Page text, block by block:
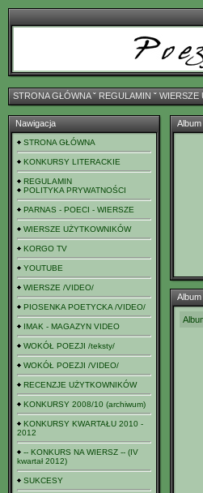
STRONA GŁÓWNAˇ REGULAMIN ˇ WIERSZE
Nawigacja
STRONA GŁÓWNA
KONKURSY LITERACKIE
REGULAMIN
POLITYKA PRYWATNOŚCI
PARNAS - POECI - WIERSZE
WIERSZE UŻYTKOWNIKÓW
KORGO TV
YOUTUBE
WIERSZE /VIDEO/
PIOSENKA POETYCKA /VIDEO/
IMAK - MAGAZYN VIDEO
WOKÓŁ POEZJI /teksty/
WOKÓŁ POEZJI /VIDEO/
RECENZJE UŻYTKOWNIKÓW
KONKURSY 2008/10 (archiwum)
KONKURSY KWARTAŁU 2010 -
2012
-- KONKURS NA WIERSZ -- (IV
kwartał 2012)
SUKCESY
Album